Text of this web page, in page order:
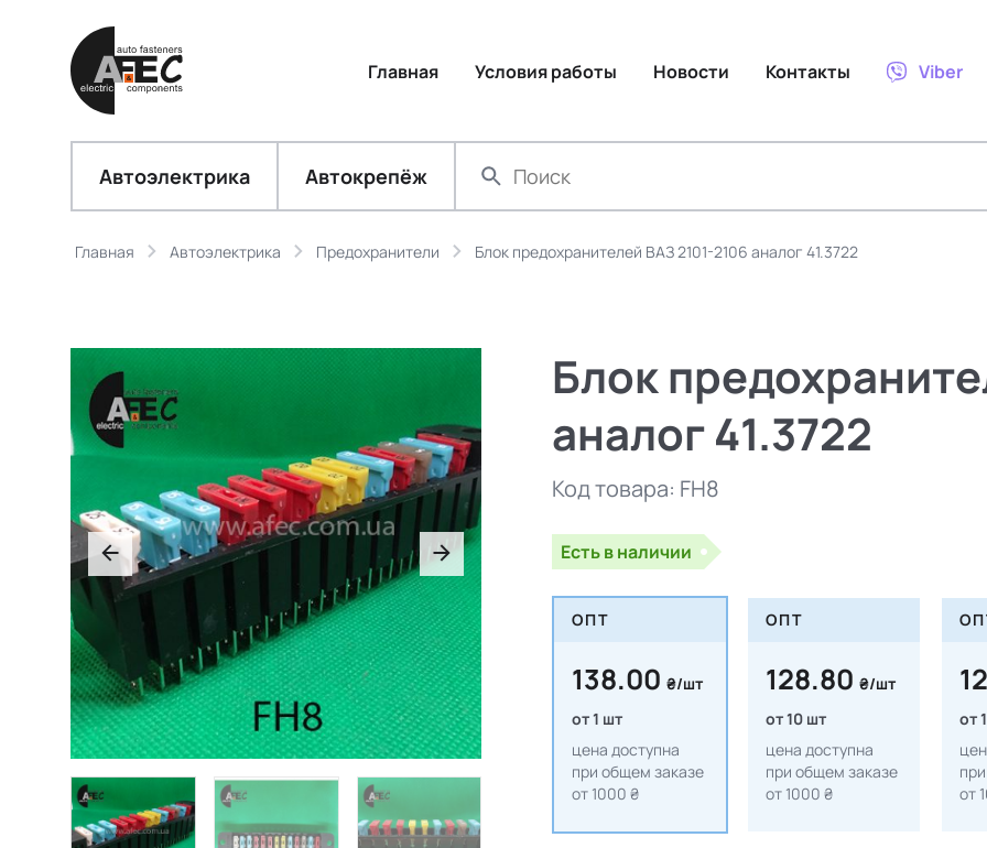
Главная Условия работы Новости Контакты Viber
Автоэлектрика Автокрепёж
Главная Автоэлектрика Предохранители Блок предохранителей ВАЗ 2101-2106 аналог 41.3722
Блок
аналог 41.3722
Код товара: FH8
Есть в наличии
ОПТ
138.00₴/шт
от 1 шт
цена доступна
при общем заказе
от 1000 ₴
ОПТ
128.80₴/шт
от 10 шт
цена доступна
при общем заказе
от 1000 ₴
от
от